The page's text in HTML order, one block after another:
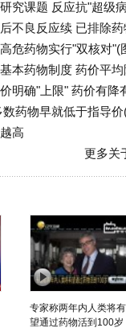
究课题 反应抗"超级
不良反应续 已排除
危药物实行"双核对"(
本药物制度 药价平均
明确"上限" 药价有降
药物早就低于指导价
高
更多关
专家称两年内人类将有
望通过药物活到100岁